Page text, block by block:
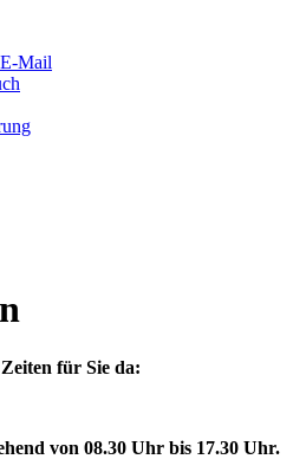
Mail
für Sie da:
von 08.30 Uhr bis 17.30 Uhr.